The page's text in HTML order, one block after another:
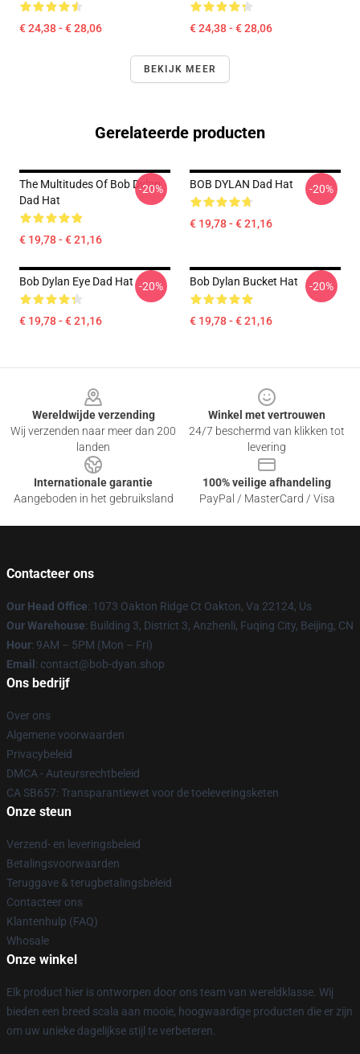
€ 24,38 - € 28,06 € 24,38 - € 28,06
BEKIJK MEER
Gerelateerde producten
The Multitudes Of Bob Dylan
Dad Hat
€ 19,78 - € 21,16
-20% BOB DYLAN Dad Hat
€ 19,78 - € 21,16
-20%
Bob Dylan Eye Dad Hat
€ 19,78 - € 21,16
-20% Bob Dylan Bucket Hat
€ 19,78 - € 21,16
-20%
Wereldwijde verzending
Wij verzenden naar meer dan 200
landen
Winkel met vertrouwen
24/7 beschermd van klikken tot
levering
Internationale garantie
Aangeboden in het gebruiksland
100% veilige afhandeling
PayPal / MasterCard / Visa
Contacteer ons
Our Head Office: 1073 Oakton Ridge Ct Oakton, Va 22124, Us
Our Warehouse: Building 3, District 3, Anzhenli, Fuqing City, Beijing, CN
Hour: 9AM – 5PM (Mon – Fri)
Email : contact@bob-dyan.shop
Ons bedrijf
Over ons
Algemene voorwaarden
Privacybeleid
DMCA - Auteursrechtbeleid
CA SB657: Transparantiewet voor de toeleveringsketen
Onze steun
Verzend- en leveringsbeleid
Betalingsvoorwaarden
Teruggave & terugbetalingsbeleid
Contacteer ons
Klantenhulp (FAQ)
Whosale
Onze winkel
Elk product hier is ontworpen door ons team van wereldklasse. Wij
bieden een breed scala aan mooie, hoogwaardige producten die er zijn
om uw unieke dagelijkse stijl te verbeteren.